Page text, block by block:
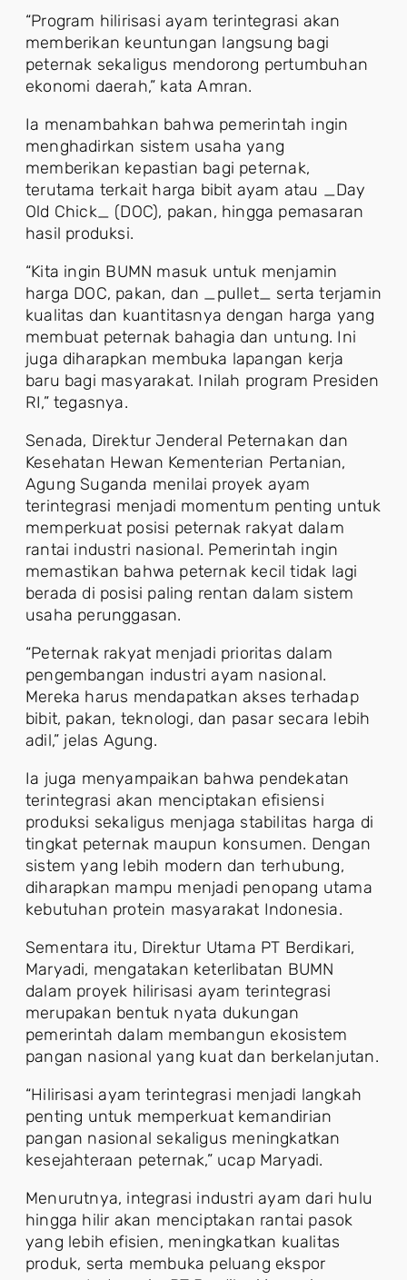
“Program hilirisasi ayam terintegrasi akan
memberikan keuntungan langsung bagi
peternak sekaligus mendorong pertumbuhan
ekonomi daerah,” kata Amran.
Ia menambahkan bahwa pemerintah ingin
menghadirkan sistem usaha yang
memberikan kepastian bagi peternak,
terutama terkait harga bibit ayam atau _Day
Old Chick_ (DOC), pakan, hingga pemasaran
hasil produksi.
“Kita ingin BUMN masuk untuk menjamin
harga DOC, pakan, dan _pullet_ serta terjamin
kualitas dan kuantitasnya dengan harga yang
membuat peternak bahagia dan untung. Ini
juga diharapkan membuka lapangan kerja
baru bagi masyarakat. Inilah program Presiden
RI,” tegasnya.
Senada, Direktur Jenderal Peternakan dan
Kesehatan Hewan Kementerian Pertanian,
Agung Suganda menilai proyek ayam
terintegrasi menjadi momentum penting untuk
memperkuat posisi peternak rakyat dalam
rantai industri nasional. Pemerintah ingin
memastikan bahwa peternak kecil tidak lagi
berada di posisi paling rentan dalam sistem
usaha perunggasan.
“Peternak rakyat menjadi prioritas dalam
pengembangan industri ayam nasional.
Mereka harus mendapatkan akses terhadap
bibit, pakan, teknologi, dan pasar secara lebih
adil,” jelas Agung.
Ia juga menyampaikan bahwa pendekatan
terintegrasi akan menciptakan efisiensi
produksi sekaligus menjaga stabilitas harga di
tingkat peternak maupun konsumen. Dengan
sistem yang lebih modern dan terhubung,
diharapkan mampu menjadi penopang utama
kebutuhan protein masyarakat Indonesia.
Sementara itu, Direktur Utama PT Berdikari,
Maryadi, mengatakan keterlibatan BUMN
dalam proyek hilirisasi ayam terintegrasi
merupakan bentuk nyata dukungan
pemerintah dalam membangun ekosistem
pangan nasional yang kuat dan berkelanjutan.
“Hilirisasi ayam terintegrasi menjadi langkah
penting untuk memperkuat kemandirian
pangan nasional sekaligus meningkatkan
kesejahteraan peternak,” ucap Maryadi.
Menurutnya, integrasi industri ayam dari hulu
hingga hilir akan menciptakan rantai pasok
yang lebih efisien, meningkatkan kualitas
produk, serta membuka peluang ekspor